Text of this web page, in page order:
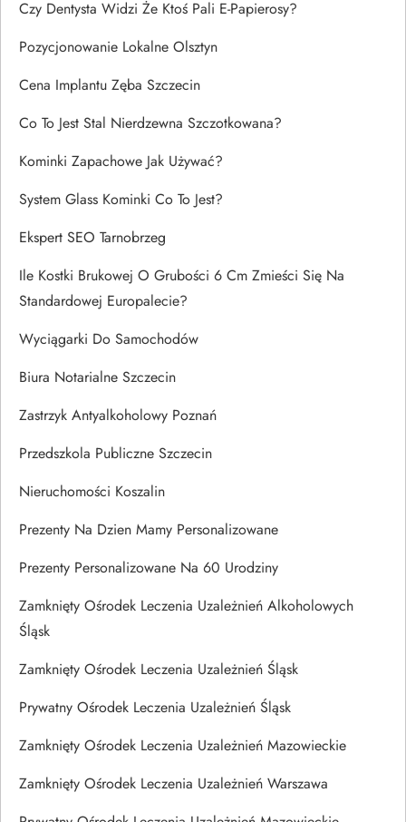
Czy Dentysta Widzi Że Ktoś Pali E-Papierosy?
Pozycjonowanie Lokalne Olsztyn
Cena Implantu Zęba Szczecin
Co To Jest Stal Nierdzewna Szczotkowana?
Kominki Zapachowe Jak Używać?
System Glass Kominki Co To Jest?
Ekspert SEO Tarnobrzeg
Ile Kostki Brukowej O Grubości 6 Cm Zmieści Się Na
Standardowej Europalecie?
Wyciągarki Do Samochodów
Biura Notarialne Szczecin
Zastrzyk Antyalkoholowy Poznań
Przedszkola Publiczne Szczecin
Nieruchomości Koszalin
Prezenty Na Dzien Mamy Personalizowane
Prezenty Personalizowane Na 60 Urodziny
Zamknięty Ośrodek Leczenia Uzależnień Alkoholowych
Śląsk
Zamknięty Ośrodek Leczenia Uzależnień Śląsk
Prywatny Ośrodek Leczenia Uzależnień Śląsk
Zamknięty Ośrodek Leczenia Uzależnień Mazowieckie
Zamknięty Ośrodek Leczenia Uzależnień Warszawa